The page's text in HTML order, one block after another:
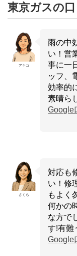
東京ガスの口
アキコ
雨の中
い！営
事に一
ッフ、
効率的
素晴ら
Google
さくら
対応も
い！修
もよく
何かの
な方で
す!有難
Google